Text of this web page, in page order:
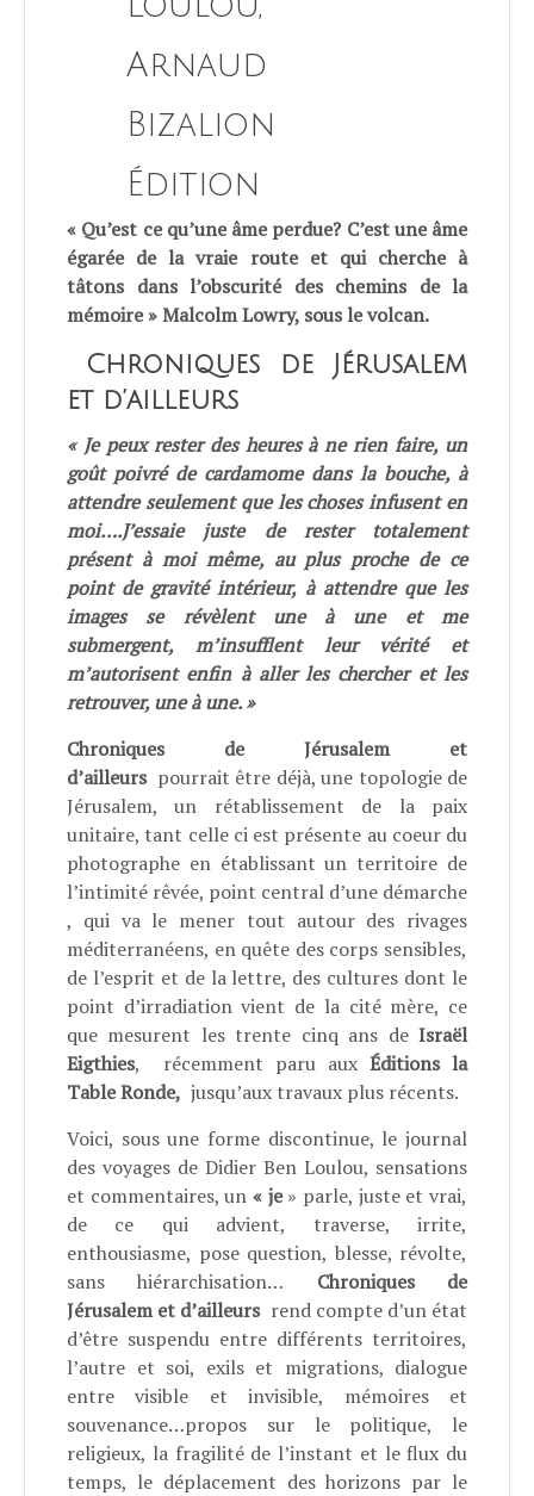
Arnaud
Bizalion
Édition
« Qu’est ce qu’une âme perdue? C’est une âme
égarée de la vraie route et qui cherche à
tâtons dans l’obscurité des chemins de la
mémoire » Malcolm Lowry, sous le volcan.
Chroniques de Jérusalem
et d’ailleurs
« Je peux rester des heures à ne rien faire, un
goût poivré de cardamome dans la bouche, à
attendre seulement que les choses infusent en
moi….J’essaie juste de rester totalement
présent à moi même, au plus proche de ce
point de gravité intérieur, à attendre que les
images se révèlent une à une et me
submergent, m’insufflent leur vérité et
m’autorisent enfin à aller les chercher et les
retrouver, une à une. »
Chroniques de Jérusalem et
d’ailleurs pourrait être déjà, une topologie de
Jérusalem, un rétablissement de la paix
unitaire, tant celle ci est présente au coeur du
photographe en établissant un territoire de
l’intimité rêvée, point central d’une démarche
, qui va le mener tout autour des rivages
méditerranéens, en quête des corps sensibles,
de l’esprit et de la lettre, des cultures dont le
point d’irradiation vient de la cité mère, ce
que mesurent les trente cinq ans deIsraël
Eigthies, récemment paru aux Éditions la
Table Ronde, jusqu’aux travaux plus récents.
Voici, sous une forme discontinue, le journal
des voyages de Didier Ben Loulou, sensations
et commentaires, un « je» parle, juste et vrai,
de ce qui advient, traverse, irrite,
enthousiasme, pose question, blesse, révolte,
sans hiérarchisation… Chroniques de
Jérusalem et d’ailleurs rend compte d’un état
d’être suspendu entre différents territoires,
l’autre et soi, exils et migrations, dialogue
entre visible et invisible, mémoires et
souvenance…propos sur le politique, le
religieux, la fragilité de l’instant et le flux du
temps, le déplacement des horizons par le